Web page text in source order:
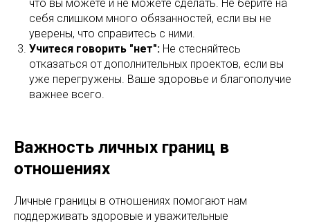
что вы можете и не можете сделать. Не берите на
себя слишком много обязанностей, если вы не
уверены, что справитесь с ними.
Учитеся говорить "нет": Не стесняйтесь
отказаться от дополнительных проектов, если вы
уже перегружены. Ваше здоровье и благополучие
важнее всего.
Важность личных границ в
отношениях
Личные границы в отношениях помогают нам
поддерживать здоровые и уважительные